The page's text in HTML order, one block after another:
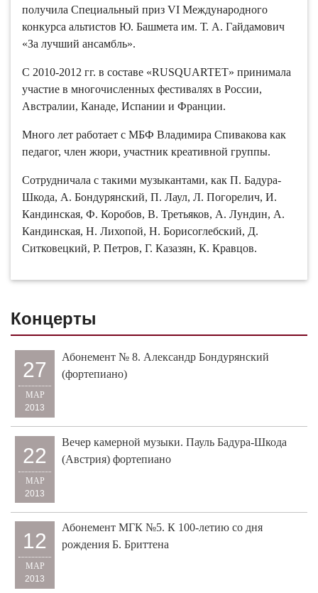
получила Специальный приз VI Международного
конкурса альтистов Ю. Башмета им. Т. А. Гайдамович
«За лучший ансамбль».
С 2010-2012 гг. в составе «RUSQUARTET» принимала
участие в многочисленных фестивалях в России,
Австралии, Канаде, Испании и Франции.
Много лет работает с МБФ Владимира Спивакова как
педагог, член жюри, участник креативной группы.
Сотрудничала с такими музыкантами, как П. Бадура-
Шкода, А. Бондурянский, П. Лаул, Л. Погорелич, И.
Кандинская, Ф. Коробов, В. Третьяков, А. Лундин, А.
Кандинская, Н. Лихопой, Н. Борисоглебский, Д.
Ситковецкий, Р. Петров, Г. Казазян, К. Кравцов.
Концерты
27
МАР
2013
Абонемент № 8. Александр Бондурянский
(фортепиано)
22
МАР
2013
Вечер камерной музыки. Пауль Бадура-Шкода
(Австрия) фортепиано
12
МАР
2013
Абонемент МГК №5. К 100-летию со дня
рождения Б. Бриттена